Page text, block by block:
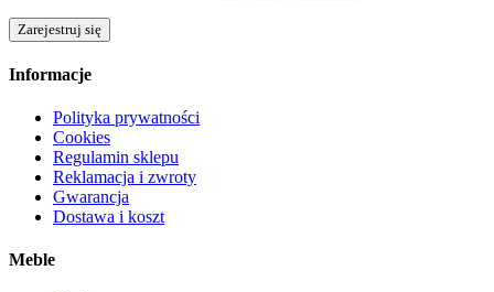
Zarejestruj się
Informacje
Polityka prywatności
Cookies
Regulamin sklepu
Reklamacja i zwroty
Gwarancja
Dostawa i koszt
Meble